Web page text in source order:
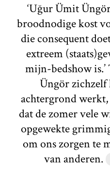
‘Uğur Ümit
broodnodige kost
die consequent
extreem
mijn-bedshow
Üngör zichzelf
achtergrond
dat de zomer vele
opgewekte
om ons zorgen te
van anderen.